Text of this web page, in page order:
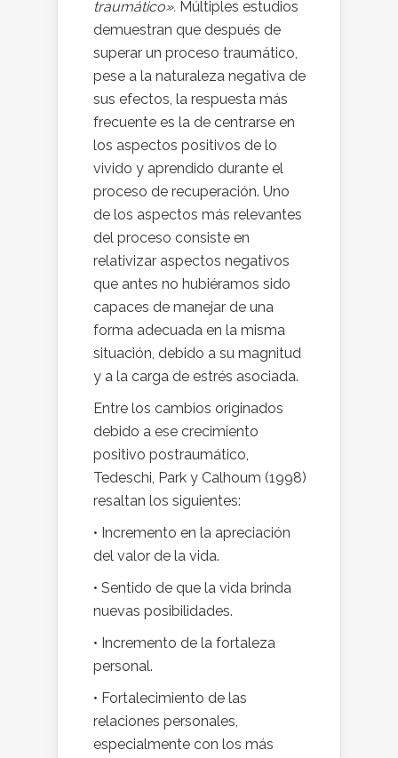
traumático». Múltiples estudios
demuestran que después de
superar un proceso traumático,
pese a la naturaleza negativa de
sus efectos, la respuesta más
frecuente es la de centrarse en
los aspectos positivos de lo
vivido y aprendido durante el
proceso de recuperación. Uno
de los aspectos más relevantes
del proceso consiste en
relativizar aspectos negativos
que antes no hubiéramos sido
capaces de manejar de una
forma adecuada en la misma
situación, debido a su magnitud
y a la carga de estrés asociada.
Entre los cambios originados
debido a ese crecimiento
positivo postraumático,
Tedeschi, Park y Calhoum (1998)
resaltan los siguientes:
• Incremento en la apreciación
del valor de la vida.
• Sentido de que la vida brinda
nuevas posibilidades.
• Incremento de la fortaleza
personal.
• Fortalecimiento de las
relaciones personales,
especialmente con los más